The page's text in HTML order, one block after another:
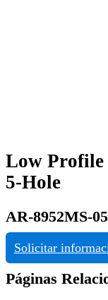
Low Profile
5-Hole
AR-8952MS-05
Solicitar
Páginas